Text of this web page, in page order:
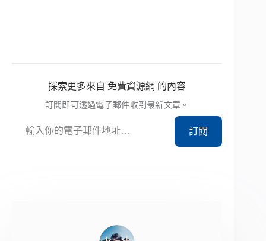
探索更多來自 免費資源網 的內容
訂閱即可透過電子郵件收到最新文章。
訂閱